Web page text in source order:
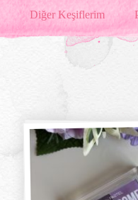
Diğer Keşiflerim